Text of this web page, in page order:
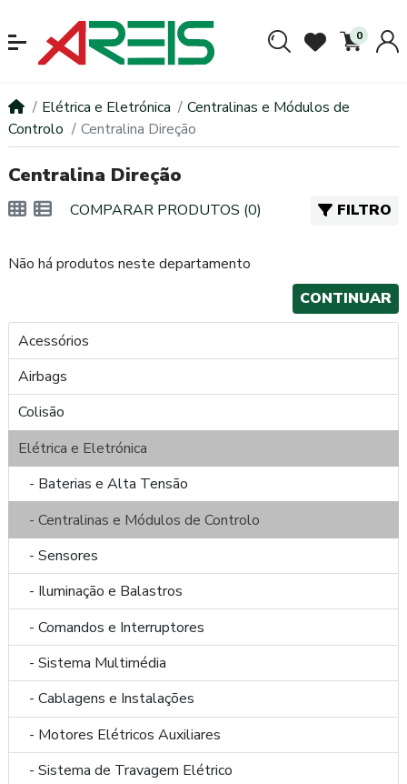
0
Elétrica e Eletrónica
Centralinas e Módulos de
Controlo
Centralina Direção
Acessórios
Airbags
Colisão
Elétrica e Eletrónica
- Baterias e Alta Tensão
- Centralinas e Módulos de Controlo
- Sensores
- Iluminação e Balastros
- Comandos e Interruptores
- Sistema Multimédia
- Cablagens e Instalações
- Motores Elétricos Auxiliares
- Sistema de Travagem Elétrico
Centralina Direção
FILTRO
COMPARAR PRODUTOS (0)
Não há produtos neste departamento
CONTINUAR